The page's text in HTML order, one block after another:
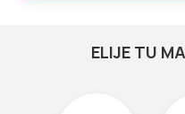
ELIJE TU